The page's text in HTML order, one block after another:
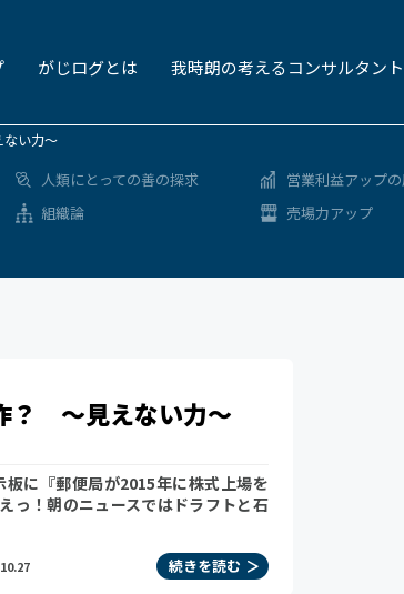
がじログとは 我時朗の考えるコンサルタント
い力～
人類にとっての善の探求
組織論
営業利益アップ
売場力アップ
？ ～見えない力～
に『郵便局が2015年に株式上場を
っ！朝のニュースではドラフトと石
続きを読む